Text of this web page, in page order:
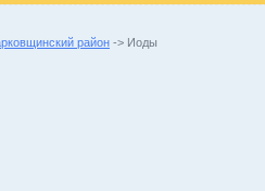
район -> Иоды